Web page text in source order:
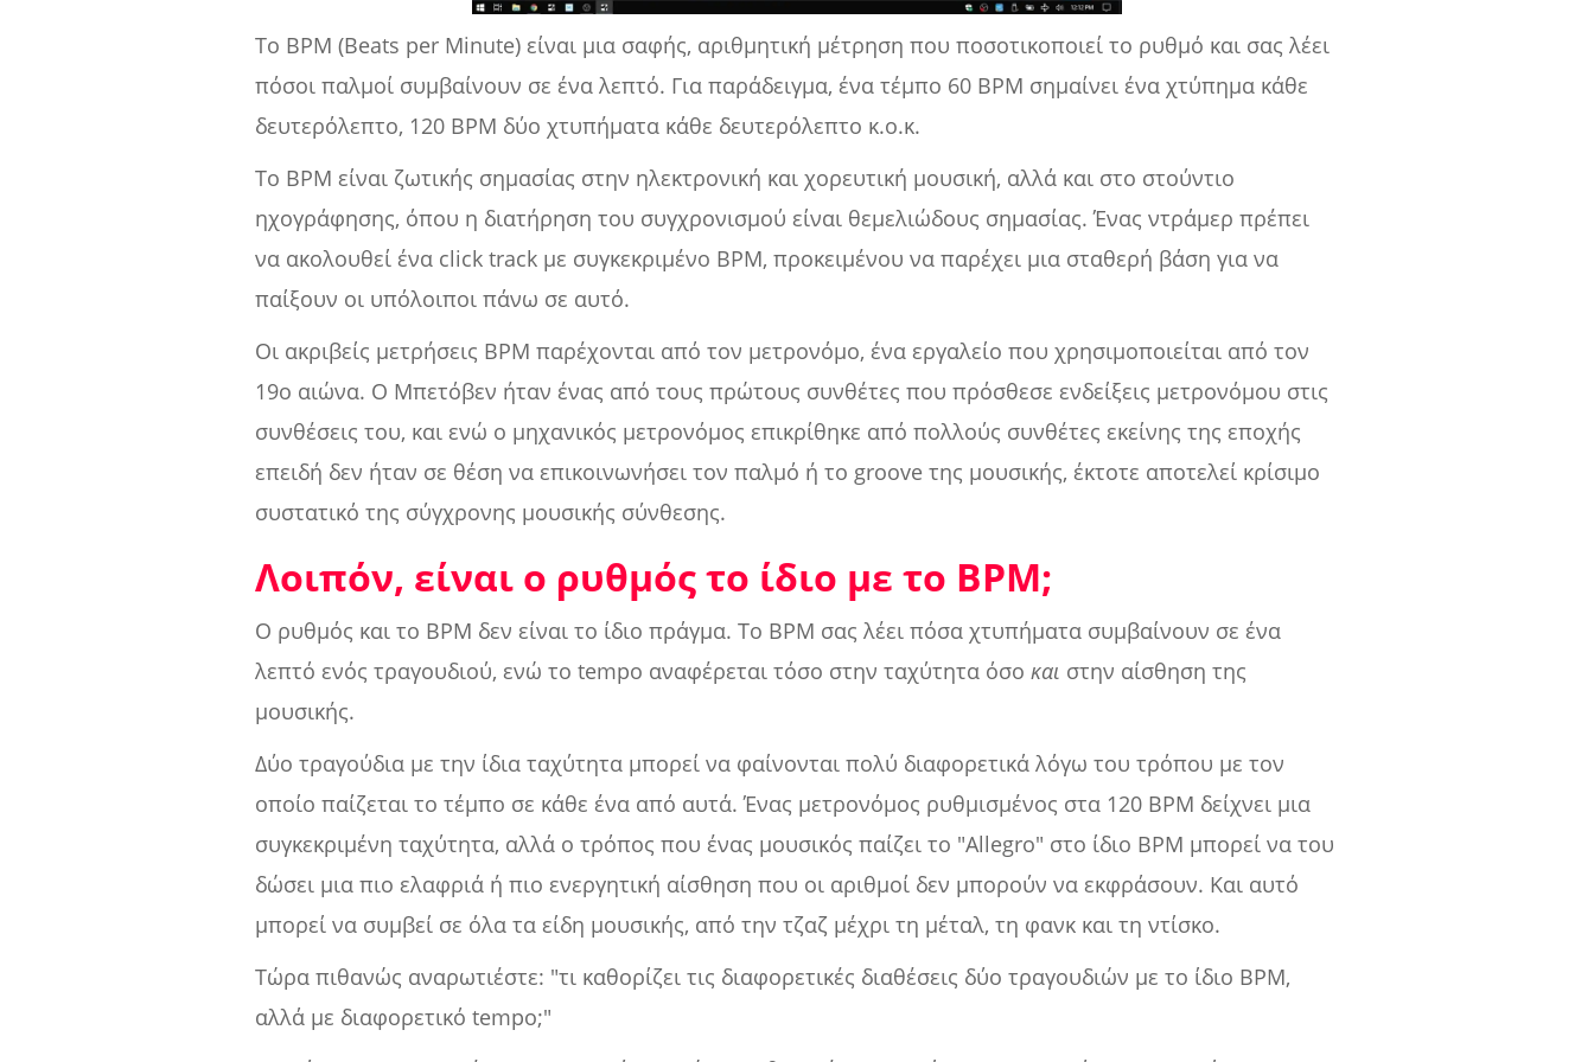
Το BPM (Beats per Minute) είναι μια σαφής, αριθμητική μέτρηση που ποσοτικοποιεί το ρυθμό και σας λέει
πόσοι παλμοί συμβαίνουν σε ένα λεπτό. Για παράδειγμα, ένα τέμπο 60 BPM σημαίνει ένα χτύπημα κάθε
δευτερόλεπτο, 120 BPM δύο χτυπήματα κάθε δευτερόλεπτο κ.ο.κ.
Το BPM είναι ζωτικής σημασίας στην ηλεκτρονική και χορευτική μουσική, αλλά και στο στούντιο
ηχογράφησης, όπου η διατήρηση του συγχρονισμού είναι θεμελιώδους σημασίας. Ένας ντράμερ πρέπει
να ακολουθεί ένα click track με συγκεκριμένο BPM, προκειμένου να παρέχει μια σταθερή βάση για να
παίξουν οι υπόλοιποι πάνω σε αυτό.
Οι ακριβείς μετρήσεις BPM παρέχονται από τον μετρονόμο, ένα εργαλείο που χρησιμοποιείται από τον
19ο αιώνα. Ο Μπετόβεν ήταν ένας από τους πρώτους συνθέτες που πρόσθεσε ενδείξεις μετρονόμου στις
συνθέσεις του, και ενώ ο μηχανικός μετρονόμος επικρίθηκε από πολλούς συνθέτες εκείνης της εποχής
επειδή δεν ήταν σε θέση να επικοινωνήσει τον παλμό ή το groove της μουσικής, έκτοτε αποτελεί κρίσιμο
συστατικό της σύγχρονης μουσικής σύνθεσης.
Λοιπόν, είναι ο ρυθμός το ίδιο με το BPM;
Ο ρυθμός και το BPM δεν είναι το ίδιο πράγμα. Το BPM σας λέει πόσα χτυπήματα συμβαίνουν σε ένα
λεπτό ενός τραγουδιού, ενώ το tempo αναφέρεται τόσο στην ταχύτητα όσοκαι στην αίσθηση της
μουσικής.
Δύο τραγούδια με την ίδια ταχύτητα μπορεί να φαίνονται πολύ διαφορετικά λόγω του τρόπου με τον
οποίο παίζεται το τέμπο σε κάθε ένα από αυτά. Ένας μετρονόμος ρυθμισμένος στα 120 BPM δείχνει μια
συγκεκριμένη ταχύτητα, αλλά ο τρόπος που ένας μουσικός παίζει το "Allegro" στο ίδιο BPM μπορεί να του
δώσει μια πιο ελαφριά ή πιο ενεργητική αίσθηση που οι αριθμοί δεν μπορούν να εκφράσουν. Και αυτό
μπορεί να συμβεί σε όλα τα είδη μουσικής, από την τζαζ μέχρι τη μέταλ, τη φανκ και τη ντίσκο.
Τώρα πιθανώς αναρωτιέστε: "τι καθορίζει τις διαφορετικές διαθέσεις δύο τραγουδιών με το ίδιο BPM,
αλλά με διαφορετικό tempo;"